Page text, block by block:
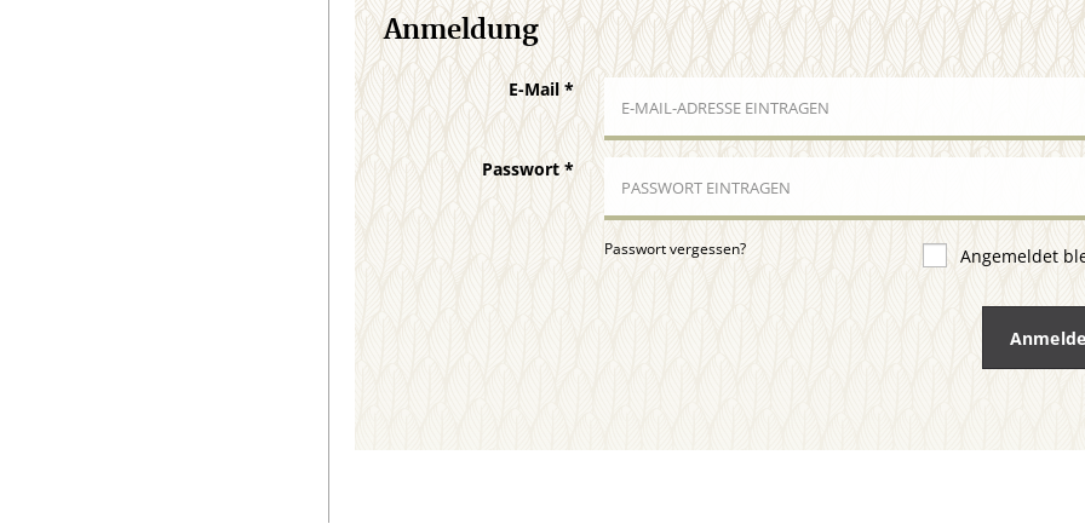
Anmeldung
E-Mail *
Passwort*
Passwort vergessen? Angemeldet